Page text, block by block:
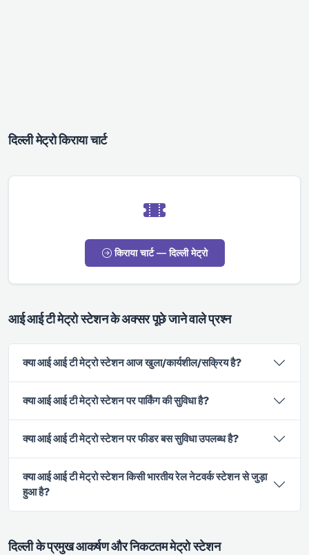
दिल्ली मेट्रो किराया चार्ट
किराया चार्ट — दिल्ली मेट्रो
आई आई टी मेट्रो स्टेशन के अक्सर पूछे जाने वाले प्रश्न
क्या आई आई टी मेट्रो स्टेशन आज खुला/कार्यशील/सक्रिय है?
क्या आई आई टी मेट्रो स्टेशन पर पार्किंग की सुविधा है?
क्या आई आई टी मेट्रो स्टेशन पर फीडर बस सुविधा उपलब्ध है?
क्या आई आई टी मेट्रो स्टेशन किसी भारतीय रेल नेटवर्क स्टेशन से जुड़ा
हुआ है?
दिल्ली के प्रमुख आकर्षण और निकटतम मेट्रो स्टेशन